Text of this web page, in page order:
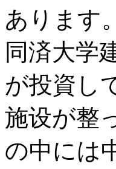
あります
同済大学
が投資し
施设が整
の中には